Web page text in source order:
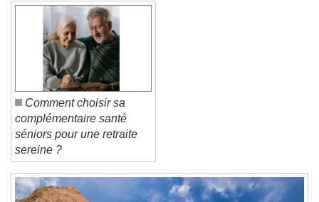
Font Family
Reset
Done
Close Modal Dialog
End of dialog window.
Comment choisir sa
complémentaire santé
séniors pour une retraite
sereine ?